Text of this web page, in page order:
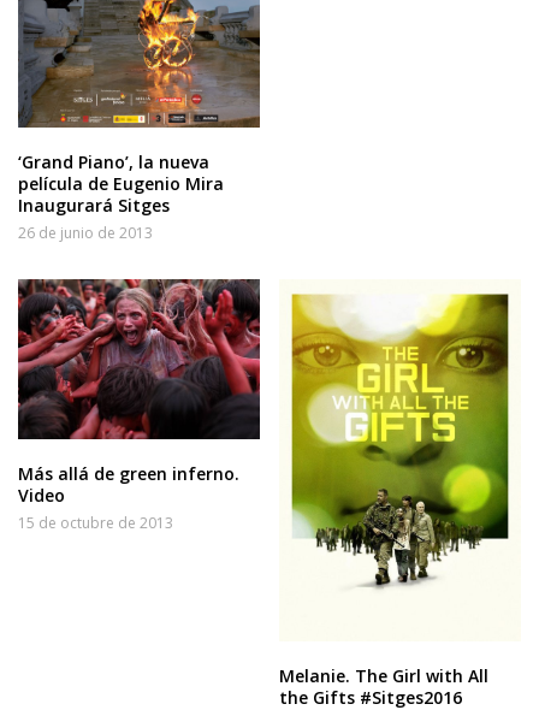
‘Grand Piano’, la nueva
película de Eugenio Mira
Inaugurará Sitges
26 de junio de 2013
Más allá de green inferno.
Video
15 de octubre de 2013
Melanie. The Girl with All
the Gifts #Sitges2016